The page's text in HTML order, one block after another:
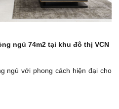
ngủ 74m2 tại khu đô thị VCN
ngủ với phong cách hiện đại cho